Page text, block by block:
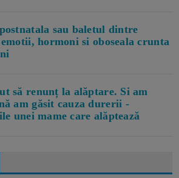
sau baletul dintre
hormoni si oboseala crunta
să renunț la alăptare. Si am
am găsit cauza durerii -
unei mame care alăptează